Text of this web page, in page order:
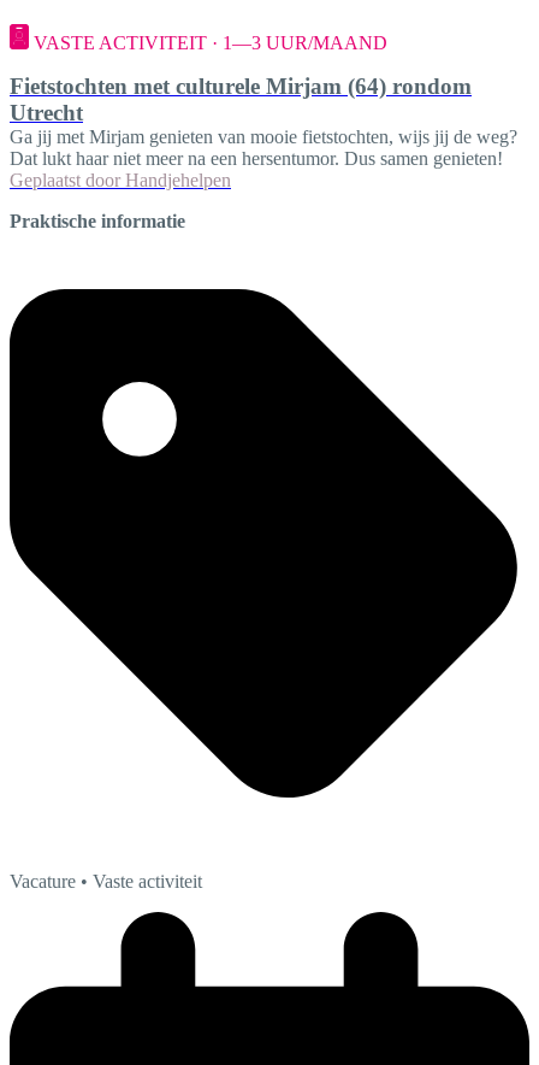
VASTE ACTIVITEIT · 1—3 UUR/MAAND
Fietstochten met culturele Mirjam (64) rondom
Utrecht
Ga jij met Mirjam genieten van mooie fietstochten, wijs jij de weg?
Dat lukt haar niet meer na een hersentumor. Dus samen genieten!
Geplaatst door Handjehelpen
Praktische informatie
Vacature • Vaste activiteit